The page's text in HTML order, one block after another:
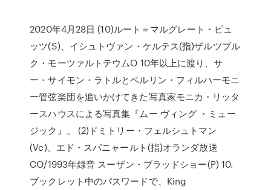
2020年4月28日 (10)ルート＝マルグレート・ピュ
ッツ(S)、イシュトヴァン・ケルテス(指)ザルツブル
ク・モーツァルトテウムO 10年以上に渡り、サ
ー・サイモン・ラトルとベルリン・フィルハーモニ
ー管弦楽団を追いかけてきた写真家モニカ・リッタ
ースハウスによる写真集『ムー ヴィング ・ミュー
ジック』。 (2)ドミトリー・フェルシュトマン
(Vc)、エド・スパニャールト(指)オランダ放送
CO/1993年録音 スーザン・ブラッドショー(P) 10.
ブックレット中のパスワードで、King